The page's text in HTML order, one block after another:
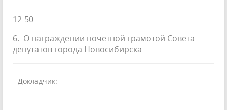
12-50
6. О награждении почетной грамотой Совета
депутатов города Новосибирска
Докладчик: